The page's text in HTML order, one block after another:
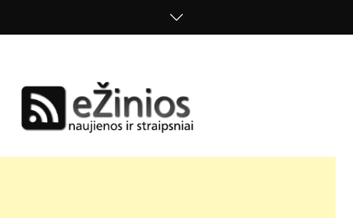
nuomonės